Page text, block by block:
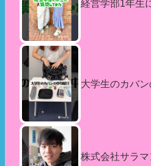
経営学部1年生
大学生のカバン
株式会社サラ